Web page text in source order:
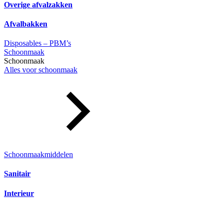
Overige afvalzakken
Afvalbakken
Disposables – PBM’s
Schoonmaak
Schoonmaak
Alles voor schoonmaak
Schoonmaakmiddelen
Sanitair
Interieur